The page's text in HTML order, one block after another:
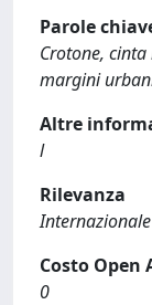
Parole
Crotone,
margini
Altre
l
Rilevanza
Internazionale
Costo Open
0